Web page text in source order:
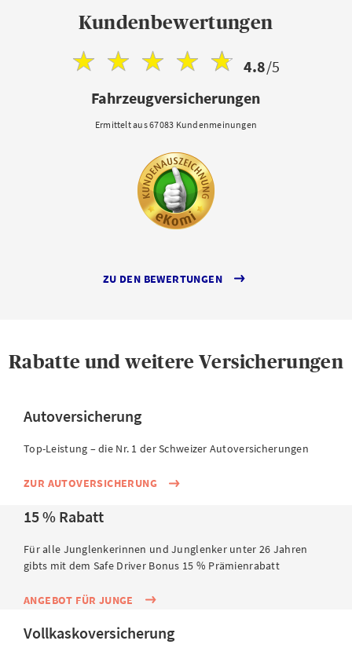
Kundenbewertungen
4.8/5
Fahrzeugversicherungen
Ermittelt aus 67083 Kundenmeinungen
ZU DEN BEWERTUNGEN
Rabatte und weitere Versicherungen
Autoversicherung
Top-Leistung – die Nr. 1 der Schweizer Autoversicherungen
ZUR AUTOVERSICHERUNG
15 % Rabatt
Für alle Junglenkerinnen und Junglenker unter 26 Jahren
gibts mit dem Safe Driver Bonus 15 % Prämienrabatt
ANGEBOT FÜR JUNGE
Vollkaskoversicherung